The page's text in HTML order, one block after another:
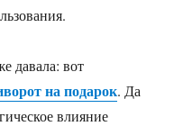
давала: вот
на подарок. Да
влияние